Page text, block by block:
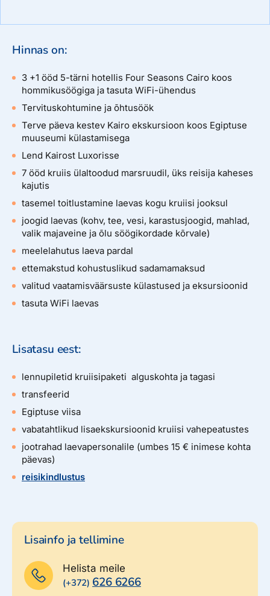
Hinnas on:
3 +1 ööd 5-tärni hotellis Four Seasons Cairo koos
hommikusöögiga ja tasuta WiFi-ühendus
Tervituskohtumine ja õhtusöök
Terve päeva kestev Kairo ekskursioon koos Egiptuse
muuseumi külastamisega
Lend Kairost Luxorisse
7 ööd kruiis ülaltoodud marsruudil, üks reisija kaheses
kajutis
tasemel toitlustamine laevas kogu kruiisi jooksul
joogid laevas (kohv, tee, vesi, karastusjoogid, mahlad,
valik majaveine ja õlu söögikordade kõrvale)
meelelahutus laeva pardal
ettemakstud kohustuslikud sadamamaksud
valitud vaatamisväärsuste külastused ja eksursioonid
tasuta WiFi laevas
Lisatasu eest:
lennupiletid kruiisipaketi alguskohta ja tagasi
transfeerid
Egiptuse viisa
vabatahtlikud lisaekskursioonid kruiisi vahepeatustes
jootrahad laevapersonalile (umbes 15 € inimese kohta
päevas)
reisikindlustus
Lisainfo ja tellimine
Helista meile
(+372) 626 6266